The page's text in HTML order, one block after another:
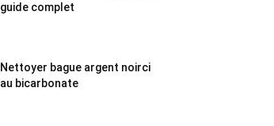
guide complet
Nettoyer bague argent noirci
au bicarbonate